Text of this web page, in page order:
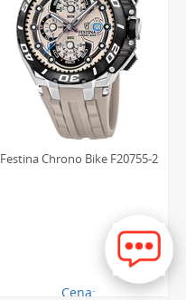
Festina Chrono Bike F20755-2
Cena: